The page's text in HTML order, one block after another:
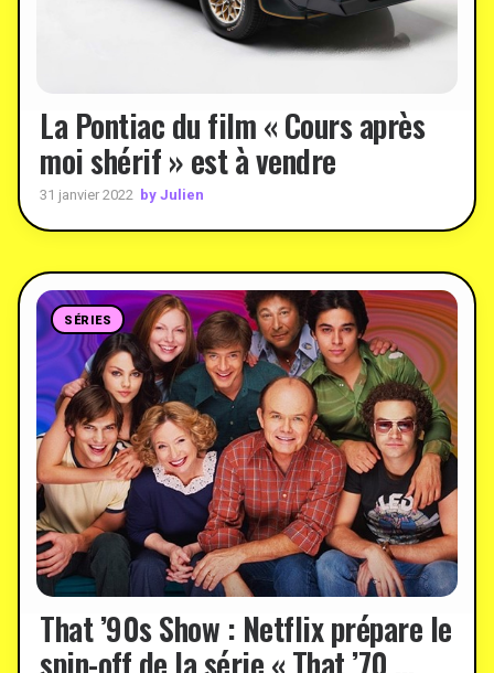
La Pontiac du film « Cours après
moi shérif » est à vendre
31 janvier 2022 by Julien
SÉRIES
That ’90s Show : Netflix prépare le
spin-off de la série « That ’70 …